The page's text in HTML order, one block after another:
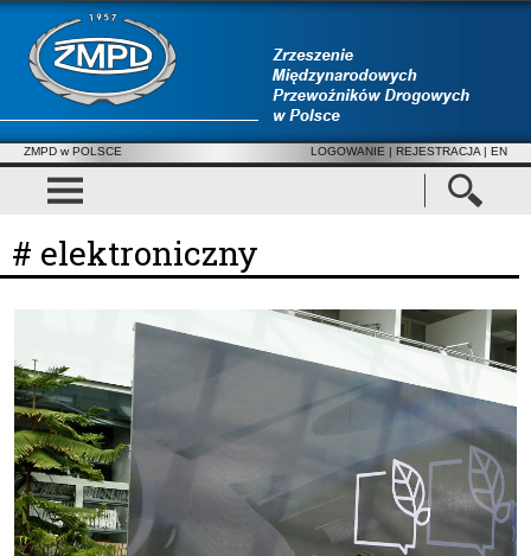
ZMPD w POLSCE LOGOWANIE | REJESTRACJA | EN
# elektroniczny